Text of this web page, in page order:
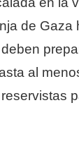
de Gaza
al